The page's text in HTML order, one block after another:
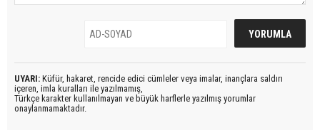
UYARI: Küfür, hakaret, rencide edici cümleler veya imalar, inançlara saldırı
içeren, imla kuralları ile yazılmamış,
Türkçe karakter kullanılmayan ve büyük harflerle yazılmış yorumlar
onaylanmamaktadır.